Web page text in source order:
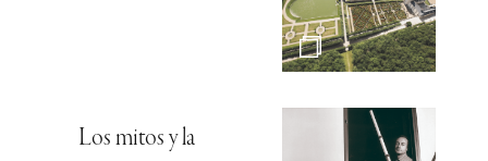
Los mitos y la